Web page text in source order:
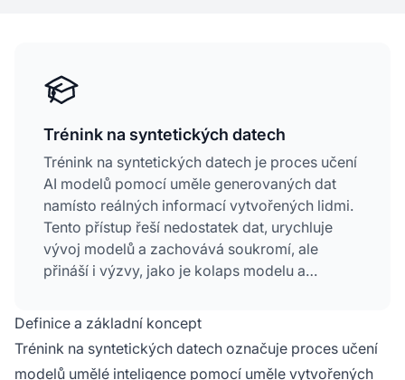
Trénink na syntetických datech
Trénink na syntetických datech je proces učení
AI modelů pomocí uměle generovaných dat
namísto reálných informací vytvořených lidmi.
Tento přístup řeší nedostatek dat, urychluje
vývoj modelů a zachovává soukromí, ale
přináší i výzvy, jako je kolaps modelu a
validaci.
Definice a základní koncept
Trénink na syntetických datech označuje proces učení
modelů umělé inteligence pomocí uměle vytvořených